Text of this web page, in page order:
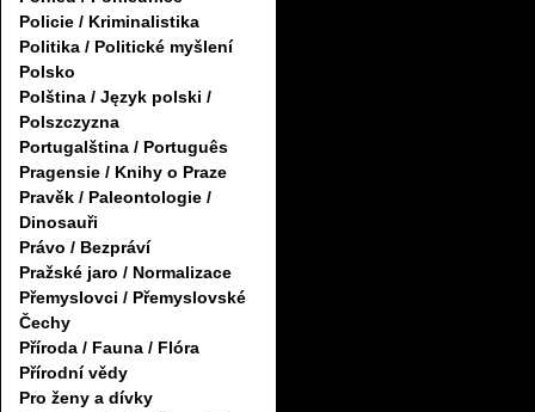
Policie / Kriminalistika
Politika / Politické myšlení
Polsko
Polština / Język polski /
Polszczyzna
Portugalština / Português
Pragensie / Knihy o Praze
Pravěk / Paleontologie /
Dinosauři
Právo / Bezpráví
Pražské jaro / Normalizace
Přemyslovci / Přemyslovské
Čechy
Příroda / Fauna / Flóra
Přírodní vědy
Pro ženy a dívky